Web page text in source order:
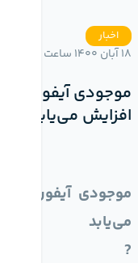
اخبار
18 آبان 1400 ساعت 21:18
افزایش می‌یابد
می‌یابد
?